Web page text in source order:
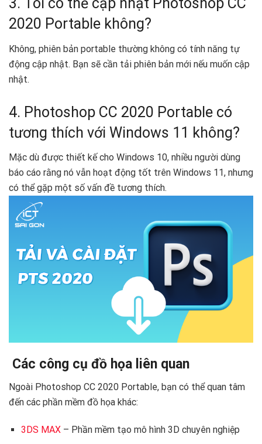
3. Tôi có thể cập nhật Photoshop CC
2020 Portable không?
Không, phiên bản portable thường không có tính năng tự
động cập nhật. Bạn sẽ cần tải phiên bản mới nếu muốn cập
nhật.
4. Photoshop CC 2020 Portable có
tương thích với Windows 11 không?
Mặc dù được thiết kế cho Windows 10, nhiều người dùng
báo cáo rằng nó vẫn hoạt động tốt trên Windows 11, nhưng
có thể gặp một số vấn đề tương thích.
️ Các công cụ đồ họa liên quan
Ngoài Photoshop CC 2020 Portable, bạn có thể quan tâm
đến các phần mềm đồ họa khác:
3DS MAX– Phần mềm tạo mô hình 3D chuyên nghiệp